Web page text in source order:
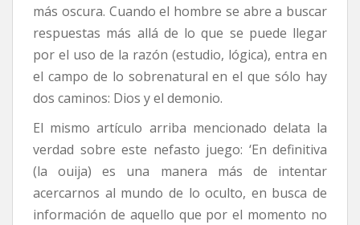
más oscura. Cuando el hombre se abre a buscar
respuestas más allá de lo que se puede llegar
por el uso de la razón (estudio, lógica), entra en
el campo de lo sobrenatural en el que sólo hay
dos caminos: Dios y el demonio.
El mismo artículo arriba mencionado delata la
verdad sobre este nefasto juego: ‘En definitiva
(la ouija) es una manera más de intentar
acercarnos al mundo de lo oculto, en busca de
información de aquello que por el momento no